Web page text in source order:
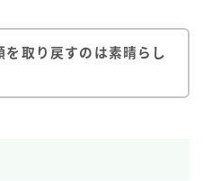
を取り戻すのは素晴らし